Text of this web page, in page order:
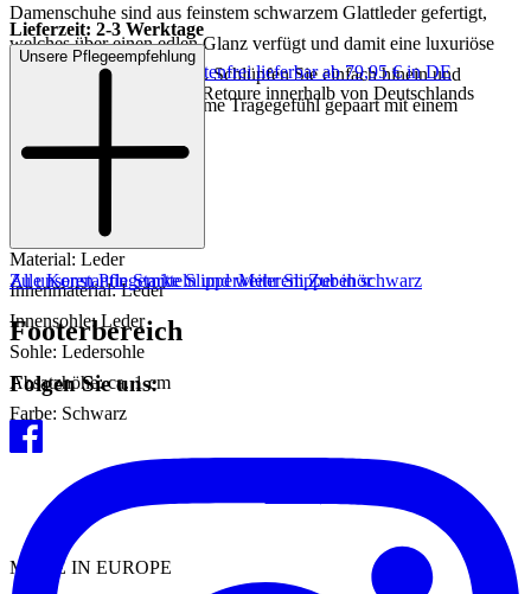
Damenschuhe sind aus feinstem schwarzem Glattleder gefertigt,
welches über einen edlen Glanz verfügt und damit eine luxuriöse
Note in Ihre Outfits bringt. Schlüpfen Sie einfach hinein und
genießen Sie das angenehme Tragegefühl gepaart mit einem
Art.Nr.: 110001992331
Material: Leder
Innenmaterial: Leder
Innensohle: Leder
Sohle: Ledersohle
Absatzhöhe: ca. 1 cm
Farbe: Schwarz
MADE IN EUROPE
Lieferzeit: 2-3 Werktage
Keine Versandkosten:
kostenfrei lieferbar ab 79,95 € in DE
Einfache und Kostenlose Retoure innerhalb von Deutschlands
Unsere Pflegeempfehlung
Zu unseren Pflegemitteln und weiterem Zubehör
Alle Konstantin Starke SlipperMehr Slipper in schwarz
Footerbereich
Folgen Sie uns: